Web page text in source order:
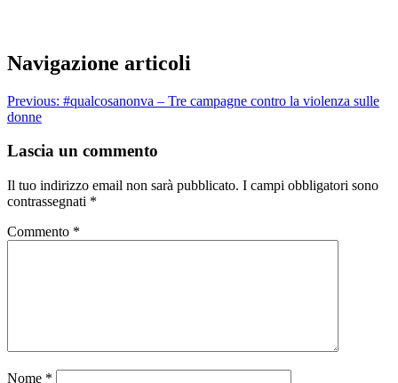
Navigazione articoli
Previous: #qualcosanonva – Tre campagne contro la violenza sulle
donne
Lascia un commento
Il tuo indirizzo email non sarà pubblicato. I campi obbligatori sono
contrassegnati *
Commento *
Nome *